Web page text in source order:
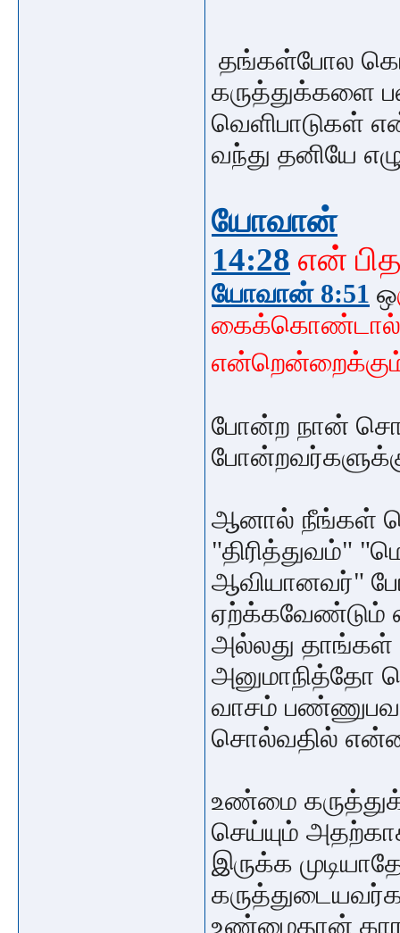
தங்கள்போல
கருத்துக்களை
வெளிபாடுகள்
வந்து தனியே
யோவான்
14:28 என்
யோவான் 8:51 ஒ
போன்ற நான்
ஆனால் நீங்கள்
"திரித்துவம்"
ஆவியானவர்"
ஏற்க்கவேண்டும்
அல்லது தாங்கள்
அனுமாநித்தோ
வாசம்
சொல்வதில்
உண்மை
செய்யும்
இருக்க
உண்மைதான்